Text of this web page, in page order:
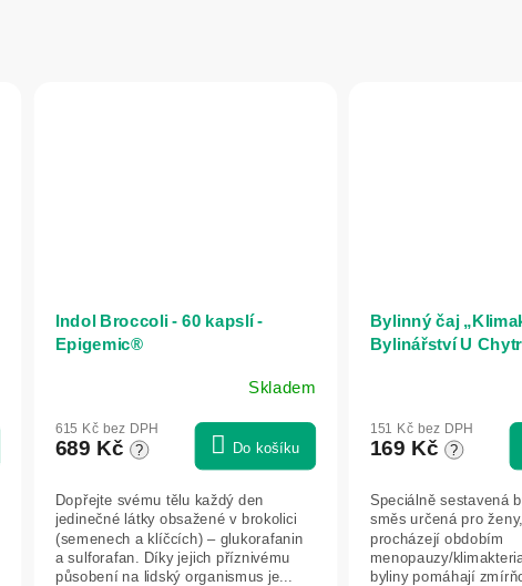
Indol Broccoli - 60 kapslí -
Epigemic®
Skladem
615 Kč bez DPH
689 Kč ? Do košíku
Dopřejte svému tělu každý den
jedinečné látky obsažené v brokolici
(semenech a klíčcích) – glukorafanin
a sulforafan. Díky jejich příznivému
působení na lidský organismus je...
Bylinný čaj
Bylinářství U
151 Kč bez DPH
169 Kč ?
Speciálně sestavená
směs určená pro
procházejí obdobím
menopauzy/
byliny pomáhají